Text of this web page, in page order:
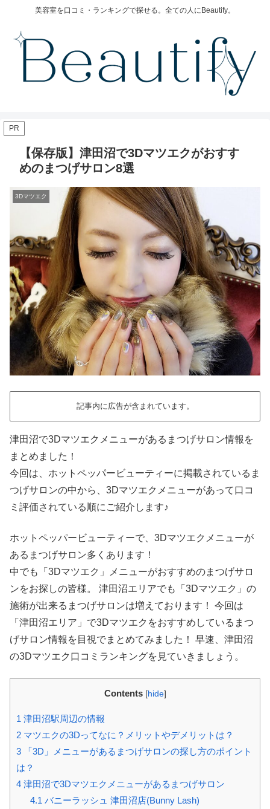
美容室を口コミ・ランキングで探せる。全ての人にBeautify。
PR
【保存版】津田沼で3Dマツエクがおすす
めのまつげサロン8選
3Dマツエク
記事内に広告が含まれています。
津田沼で3Dマツエクメニューがあるまつげサロン情報を
まとめました！
今回は、ホットペッパービューティーに掲載されているま
つげサロンの中から、3Dマツエクメニューがあって口コ
ミ評価されている順にご紹介します♪
ホットペッパービューティーで、3Dマツエクメニューが
あるまつげサロン多くあります！
中でも「3Dマツエク」メニューがおすすめのまつげサロ
ンをお探しの皆様。 津田沼エリアでも「3Dマツエク」の
施術が出来るまつげサロンは増えております！ 今回は
「津田沼エリア」で3Dマツエクをおすすめしているまつ
げサロン情報を目視でまとめてみました！ 早速、津田沼
の3Dマツエク口コミランキングを見ていきましょう。
Contents [hide]
1 津田沼駅周辺の情報
2 マツエクの3Dってなに？メリットやデメリットは？
3 「3D」メニューがあるまつげサロンの探し方のポイント
は？
4 津田沼で3Dマツエクメニューがあるまつげサロン
4.1 バニーラッシュ 津田沼店(Bunny Lash)